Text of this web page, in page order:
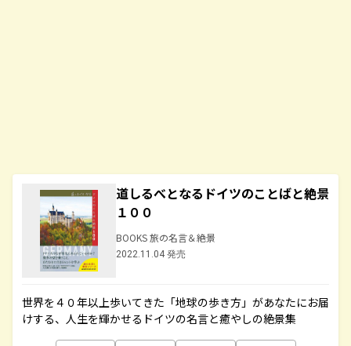
道しるべとなるドイツのことばと絶景
１００
BOOKS 旅の名言＆絶景
2022.11.04 発売
世界を４０年以上歩いてきた「地球の歩き方」があなたにお届
けする、人生を輝かせるドイツの名言と癒やしの絶景集